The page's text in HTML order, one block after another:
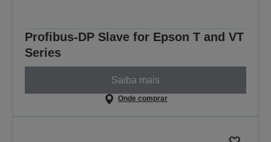
Profibus-DP Slave for Epson T and VT
Series
Saiba mais
Onde comprar